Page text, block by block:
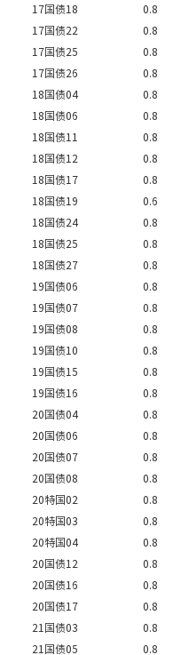
17国债18
0.8
17国债22
0.8
17国债25
0.8
17国债26
0.8
18国债04
0.8
18国债06
0.8
18国债11
0.8
18国债12
0.8
18国债17
0.8
18国债19
0.6
18国债24
0.8
18国债25
0.8
18国债27
0.8
19国债06
0.8
19国债07
0.8
19国债08
0.8
19国债10
0.8
19国债15
0.8
19国债16
0.8
20国债04
0.8
20国债06
0.8
20国债07
0.8
20国债08
0.8
20特国02
0.8
20特国03
0.8
20特国04
0.8
20国债12
0.8
20国债16
0.8
20国债17
0.8
21国债03
0.8
21国债05
0.8